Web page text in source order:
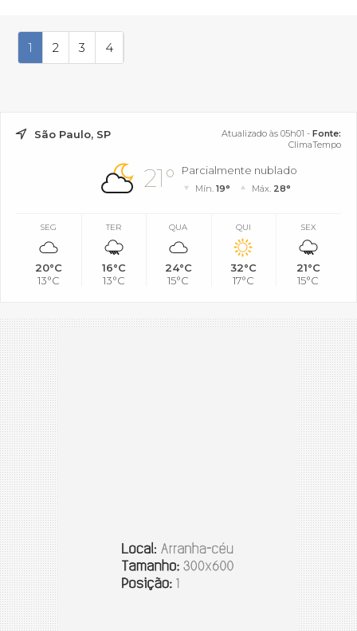
1 2 3 4
São Paulo, SP Atualizado às 05h01 - Fonte:
ClimaTempo
21° Parcialmente nublado
Mín.19° Máx. 28°
SEG
20°C
13°C
TER
16°C
13°C
QUA
24°C
15°C
QUI
32°C
17°C
SEX
21°C
15°C